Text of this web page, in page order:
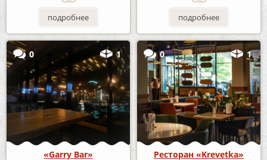
подробнее подробнее
0 1
«Garry Bar»
0 1
Ресторан «Krevetka»